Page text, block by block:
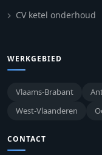
CV ketel onderhoud
WERKGEBIED
Vlaams-Brabant
West-Vlaanderen
CONTACT